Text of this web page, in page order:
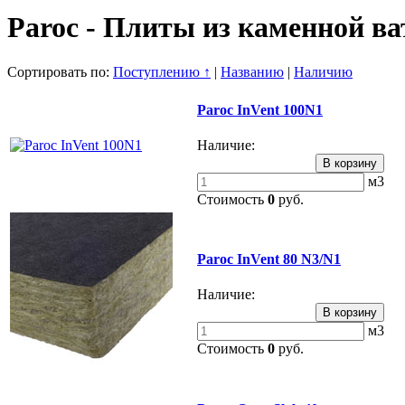
Paroc - Плиты из каменной
Сортировать по: Поступлению ↑ | Названию | Наличию
Paroc InVent 100N1
Наличие:
м3
Стоимость 0 руб.
Paroc InVent 80 N3/N1
Наличие:
м3
Стоимость 0 руб.